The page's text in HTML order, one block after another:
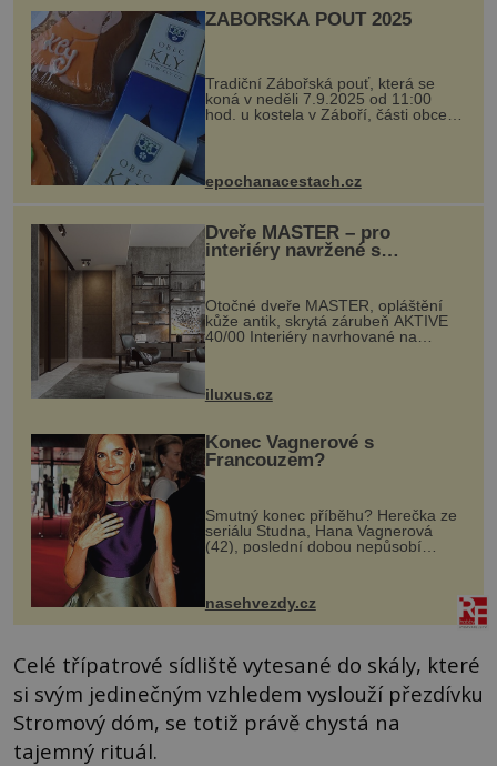
ZÁBOŘSKÁ POUŤ 2025
Tradiční Zábořská pouť, která se
koná v neděli 7.9.2025 od 11:00
hod. u kostela v Záboří, části obce
Kly u Mělníka. V programu naleznete
komentovanou prohlídku kostela,
epochanacestach.cz
Dveře MASTER – pro
interiéry navržené s
rozumem i vášní!
Otočné dveře MASTER, opláštění
kůže antik, skrytá zárubeň AKTIVE
40/00 Interiéry navrhované na
zakázku často vyžadují atypické
rozměry nejen nábytku, ale i
dnes umož...
iluxus.cz
Konec Vagnerové s
Francouzem?
Smutný konec příběhu? Herečka ze
seriálu Studna, Hana Vagnerová
(42), poslední dobou nepůsobí
nasehvezdy.cz
Celé třípatrové sídliště vytesané do skály, které
si svým jedinečným vzhledem vyslouží přezdívku
Stromový dóm, se totiž právě chystá na
tajemný rituál.